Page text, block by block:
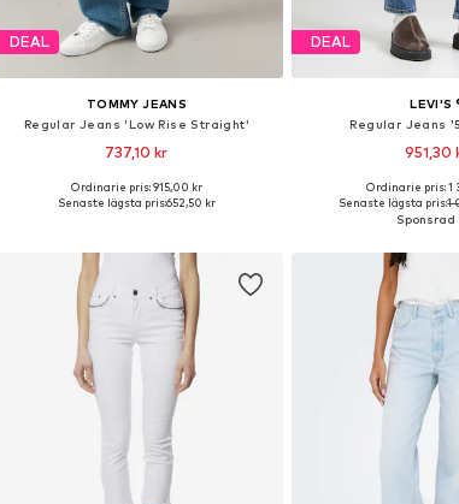
DEAL
TOMMY JEANS
Regular Jeans 'Low Rise Straight'
737,10 kr
Tillgänglig i många storlekar
Ordinarie pris: 915,00 kr
Senaste lägsta pris:652,50 kr
DEAL
LEVI'S
Regular Jeans
951,30
Tillgänglig i
Lägg till i
Ordinarie pris: 1
Senaste lägsta pris:1